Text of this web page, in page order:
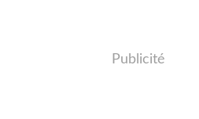
Publicité